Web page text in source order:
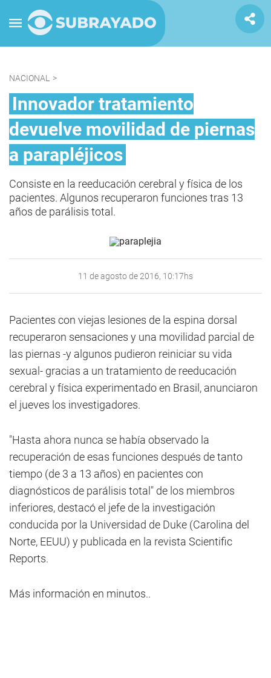
NACIONAL >
Innovador tratamiento
devuelve movilidad de piernas
a parapléjicos
Consiste en la reeducación cerebral y física de los
pacientes. Algunos recuperaron funciones tras 13
años de parálisis total.
11 de agosto de 2016, 10:17hs
Pacientes con viejas lesiones de la espina dorsal
recuperaron sensaciones y una movilidad parcial de
las piernas -y algunos pudieron reiniciar su vida
sexual- gracias a un tratamiento de reeducación
cerebral y física experimentado en Brasil, anunciaron
el jueves los investigadores.
"Hasta ahora nunca se había observado la
recuperación de esas funciones después de tanto
tiempo (de 3 a 13 años) en pacientes con
diagnósticos de parálisis total" de los miembros
inferiores, destacó el jefe de la investigación
conducida por la Universidad de Duke (Carolina del
Norte, EEUU) y publicada en la revista Scientific
Reports.
Más información en minutos..